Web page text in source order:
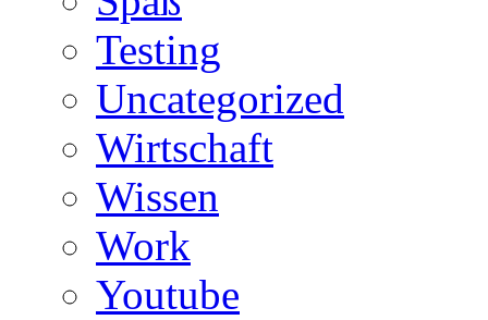
Testing
Uncategorized
Wirtschaft
Wissen
Work
Youtube